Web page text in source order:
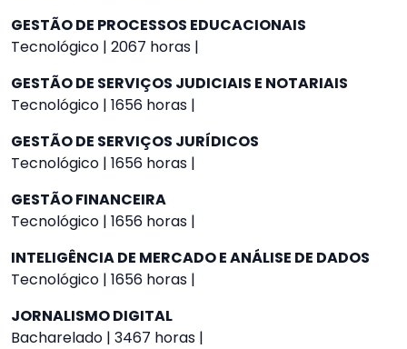
GESTÃO DE PROCESSOS EDUCACIONAIS
Tecnológico | 2067 horas |
GESTÃO DE SERVIÇOS JUDICIAIS E NOTARIAIS
Tecnológico | 1656 horas |
GESTÃO DE SERVIÇOS JURÍDICOS
Tecnológico | 1656 horas |
GESTÃO FINANCEIRA
Tecnológico | 1656 horas |
INTELIGÊNCIA DE MERCADO E ANÁLISE DE DADOS
Tecnológico | 1656 horas |
JORNALISMO DIGITAL
Bacharelado | 3467 horas |